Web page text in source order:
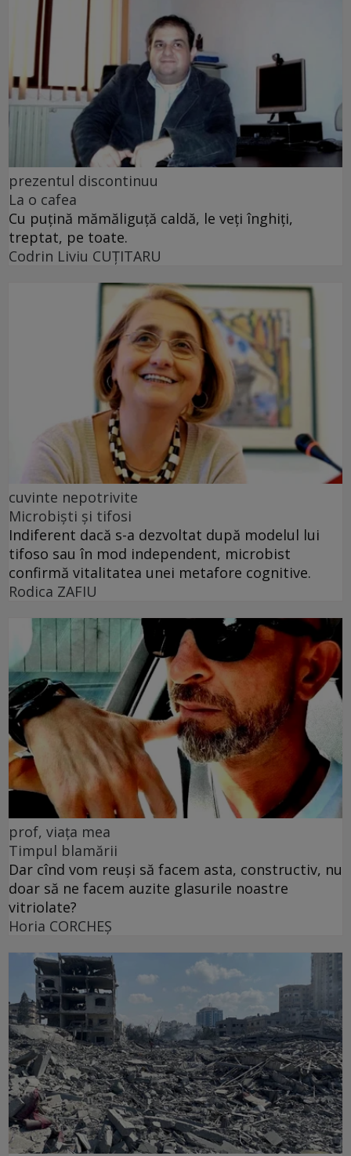
prezentul discontinuu
La o cafea
Cu puţină mămăliguţă caldă, le veţi înghiţi,
treptat, pe toate.
Codrin Liviu CUŢITARU
cuvinte nepotrivite
Microbiști și tifosi
Indiferent dacă s-a dezvoltat după modelul lui
tifoso sau în mod independent, microbist
confirmă vitalitatea unei metafore cognitive.
Rodica ZAFIU
prof, viața mea
Timpul blamării
Dar cînd vom reuși să facem asta, constructiv, nu
doar să ne facem auzite glasurile noastre
vitriolate?
Horia CORCHEŞ